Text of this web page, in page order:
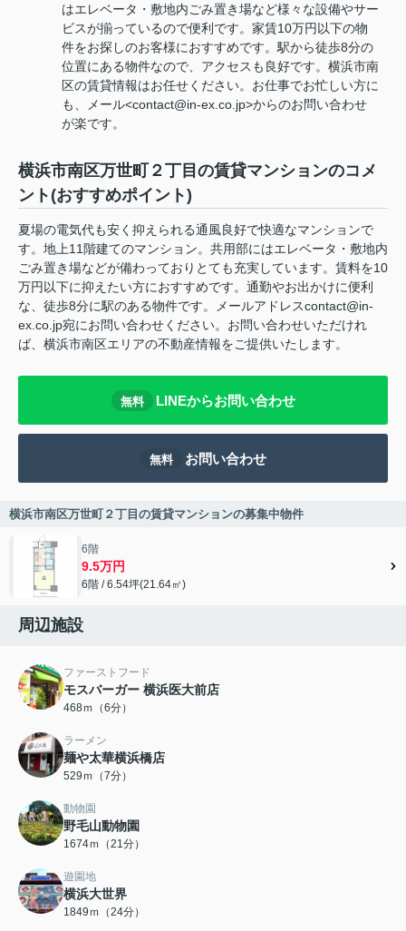
はエレベータ・敷地内ごみ置き場など様々な設備やサー
ビスが揃っているので便利です。家賃10万円以下の物
件をお探しのお客様におすすめです。駅から徒歩8分の
位置にある物件なので、アクセスも良好です。横浜市南
区の賃貸情報はお任せください。お仕事でお忙しい方に
も、メール<contact@in-ex.co.jp>からのお問い合わせ
が楽です。
横浜市南区万世町２丁目の賃貸マンションのコメ
ント(おすすめポイント)
夏場の電気代も安く抑えられる通風良好で快適なマンションで
す。地上11階建てのマンション。共用部にはエレベータ・敷地内
ごみ置き場などが備わっておりとても充実しています。賃料を10
万円以下に抑えたい方におすすめです。通勤やお出かけに便利
な、徒歩8分に駅のある物件です。メールアドレスcontact@in-
ex.co.jp宛にお問い合わせください。お問い合わせいただけれ
ば、横浜市南区エリアの不動産情報をご提供いたします。
無料 LINEからお問い合わせ
無料 お問い合わせ
横浜市南区万世町２丁目の賃貸マンションの募集中物件
6階
9.5万円
6階 / 6.54坪(21.64㎡)
周辺施設
ファーストフード
モスバーガー 横浜医大前店
468ｍ（6分）
ラーメン
麺や太華横浜橋店
529ｍ（7分）
動物園
野毛山動物園
1674ｍ（21分）
遊園地
横浜大世界
1849ｍ（24分）